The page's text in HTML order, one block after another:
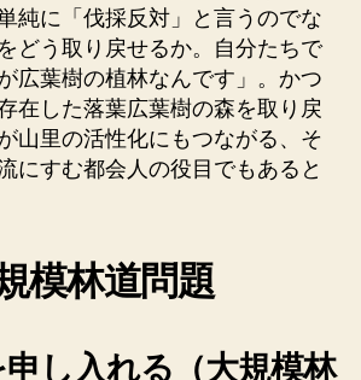
純に「伐採反対」と言うのでな
どう取り戻せるか。自分たちで
広葉樹の植林なんです」。かつ
在した落葉広葉樹の森を取り戻
山里の活性化にもつながる、そ
にすむ都会人の役目でもあると
模林道問題
し入れる（大規模林